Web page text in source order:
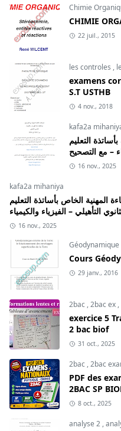
Chimie
CHIMIE
22 juil., 2015
les controles ,
examens
S.T USTHB
4 nov., 2018
kafa2a
التعليم
– مع التصحيح
16 nov., 2025
kafa2a mihaniya
المهنية الخاص بأساتذة التعليم
التأهيلي – الفيزياء والكيمياء
16 nov., 2025
Cours
29 janv., 2016
2bac ,2bac ex ,
exercice 5
2 bac biof
31 oct., 2025
2bac ,2bac
PDF des
2BAC SP
8 oct., 2025
analyse 2 ,